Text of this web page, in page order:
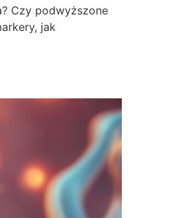
Czy podwyższone
jak